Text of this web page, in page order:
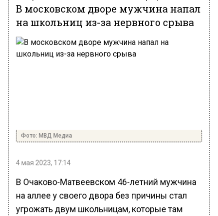
В московском дворе мужчина напал
на школьниц из-за нервного срыва
Фото: МВД Медиа
4 мая 2023, 17:14
В Очаково-Матвеевском 46-летний мужчина
на аллее у своего двора без причины стал
угрожать двум школьницам, которые там